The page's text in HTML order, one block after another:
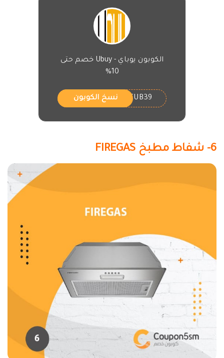
الكوبون يوباي - Ubuy خصم حتى
10%
GETUB39 نسخ الكوبون
6- شفاط مطبخ FIREGAS